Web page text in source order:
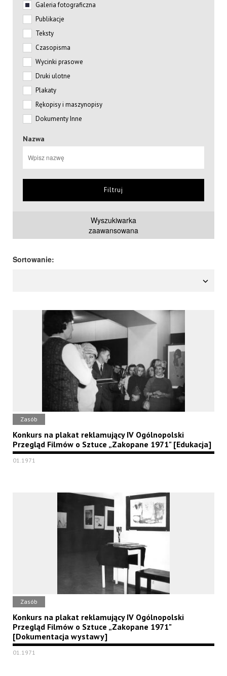
Galeria fotograficzna
Publikacje
Teksty
Czasopisma
Wycinki prasowe
Druki ulotne
Plakaty
Rękopisy i maszynopisy
Dokumenty Inne
Nazwa
Filtruj
Wyszukiwarka
zaawansowana
Sortowanie:
Zasób
Konkurs na plakat reklamujący IV Ogólnopolski
Przegląd Filmów o Sztuce „Zakopane 1971" [Edukacja]
01.1971
Zasób
Konkurs na plakat reklamujący IV Ogólnopolski
Przegląd Filmów o Sztuce „Zakopane 1971"
[Dokumentacja wystawy]
01.1971